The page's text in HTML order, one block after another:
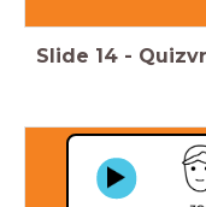
Slide 14 -